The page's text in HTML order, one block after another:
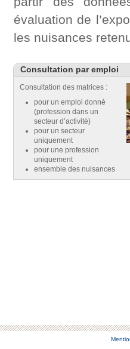
évaluation de
les nuisances
Consultation par emploi
Consultation des matrices :
pour un emploi donné
(profession dans un
secteur d’activité)
pour un secteur
uniquement
pour une profession
uniquement
ensemble des nuisances